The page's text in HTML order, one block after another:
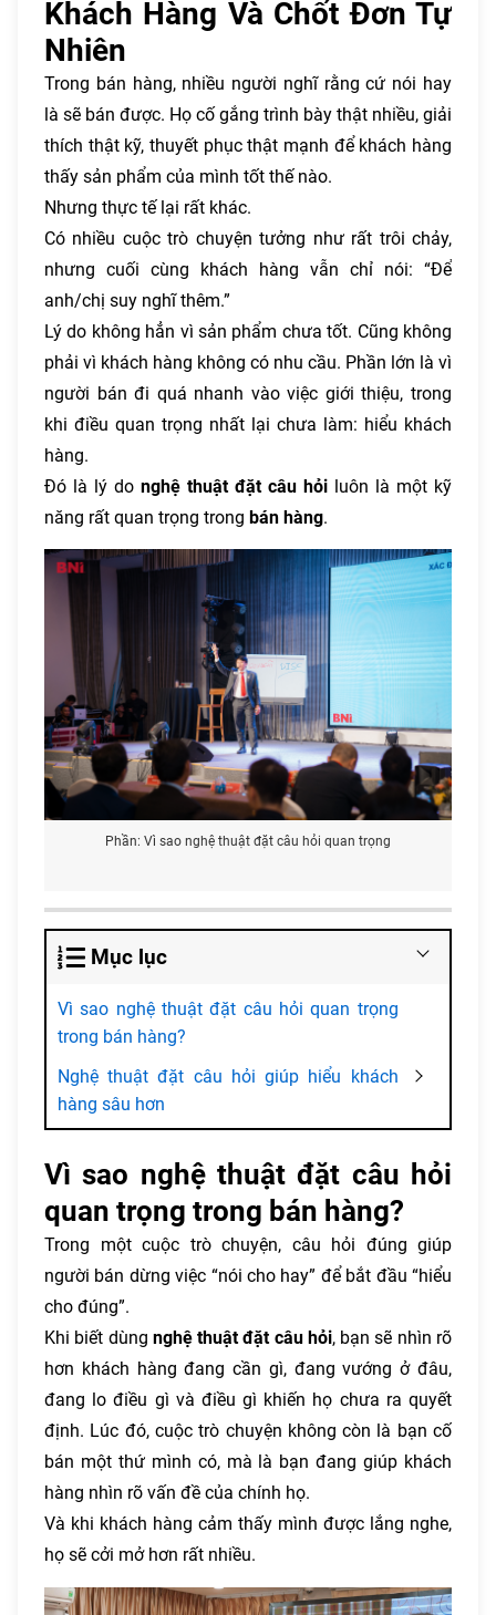
Khách Hàng Và Chốt Đơn Tự
Nhiên
Trong bán hàng, nhiều người nghĩ rằng cứ nói hay
là sẽ bán được. Họ cố gắng trình bày thật nhiều, giải
thích thật kỹ, thuyết phục thật mạnh để khách hàng
thấy sản phẩm của mình tốt thế nào.
Nhưng thực tế lại rất khác.
Có nhiều cuộc trò chuyện tưởng như rất trôi chảy,
nhưng cuối cùng khách hàng vẫn chỉ nói: “Để
anh/chị suy nghĩ thêm.”
Lý do không hẳn vì sản phẩm chưa tốt. Cũng không
phải vì khách hàng không có nhu cầu. Phần lớn là vì
người bán đi quá nhanh vào việc giới thiệu, trong
khi điều quan trọng nhất lại chưa làm: hiểu khách
hàng.
Đó là lý do nghệ thuật đặt câu hỏi luôn là một kỹ
năng rất quan trọng trong bán hàng.
Phần: Vì sao nghệ thuật đặt câu hỏi quan trọng
Mục lục
Vì sao nghệ thuật đặt câu hỏi quan trọng
trong bán hàng?
Nghệ thuật đặt câu hỏi giúp hiểu khách
hàng sâu hơn
Vì sao nghệ thuật đặt câu hỏi
quan trọng trong bán hàng?
Trong một cuộc trò chuyện, câu hỏi đúng giúp
người bán dừng việc “nói cho hay” để bắt đầu “hiểu
cho đúng”.
Khi biết dùng nghệ thuật đặt câu hỏi, bạn sẽ nhìn rõ
hơn khách hàng đang cần gì, đang vướng ở đâu,
đang lo điều gì và điều gì khiến họ chưa ra quyết
định. Lúc đó, cuộc trò chuyện không còn là bạn cố
bán một thứ mình có, mà là bạn đang giúp khách
hàng nhìn rõ vấn đề của chính họ.
Và khi khách hàng cảm thấy mình được lắng nghe,
họ sẽ cởi mở hơn rất nhiều.